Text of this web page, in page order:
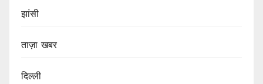
झांसी
ताज़ा खबर
दिल्ली